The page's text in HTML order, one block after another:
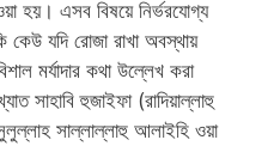
হয়। এসব বিষয়ে নির্ভরযোগ্য
কেউ যদি রোজা রাখা অবস্থায়
মর্যাদার কথা উল্লেখ করা
সাহাবি হুজাইফা (রাদিয়াল্লাহু
সাল্লাল্লাহু আলাইহি ওয়া